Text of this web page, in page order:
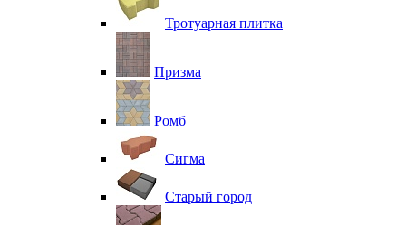
Тротуарная плитка
Призма
Ромб
Сигма
Старый город